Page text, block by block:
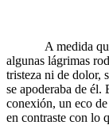
A medida que la
algunas lágrimas
tristeza ni de dolor,
se apoderaba de
conexión, un eco
en contraste con lo